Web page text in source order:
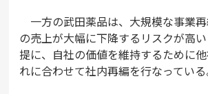
一方の武田薬品は、大規模な事業
の売上が大幅に下降するリスクが高
提に、自社の価値を維持するために
れに合わせて社内再編を行なっている